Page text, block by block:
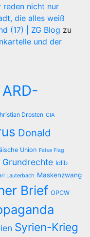
reden nicht nur
die alles weiß
(17) | ZG Blog zu
und der
ARD-
Drosten CIA
Donald
Union False Flag
Grundrechte Idlib
Lauterbach Maskenzwang
Brief OPCW
Syrien-Krieg